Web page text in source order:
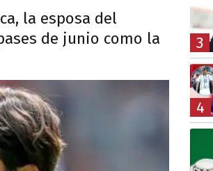
la esposa del
de junio como la
3
4